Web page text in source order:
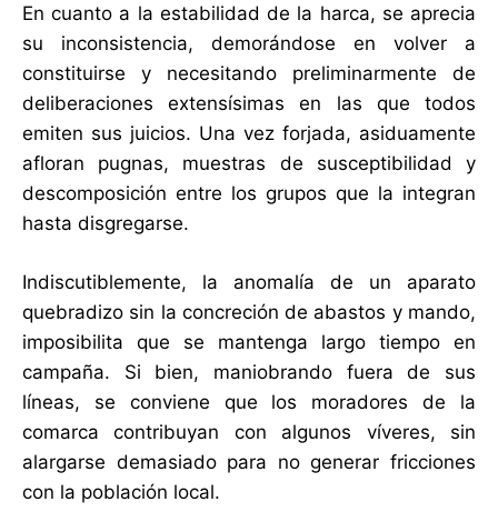
En cuanto a la estabilidad de la harca, se aprecia
su inconsistencia, demorándose en volver a
constituirse y necesitando preliminarmente de
deliberaciones extensísimas en las que todos
emiten sus juicios. Una vez forjada, asiduamente
afloran pugnas, muestras de susceptibilidad y
descomposición entre los grupos que la integran
hasta disgregarse.
Indiscutiblemente, la anomalía de un aparato
quebradizo sin la concreción de abastos y mando,
imposibilita que se mantenga largo tiempo en
campaña. Si bien, maniobrando fuera de sus
líneas, se conviene que los moradores de la
comarca contribuyan con algunos víveres, sin
alargarse demasiado para no generar fricciones
con la población local.